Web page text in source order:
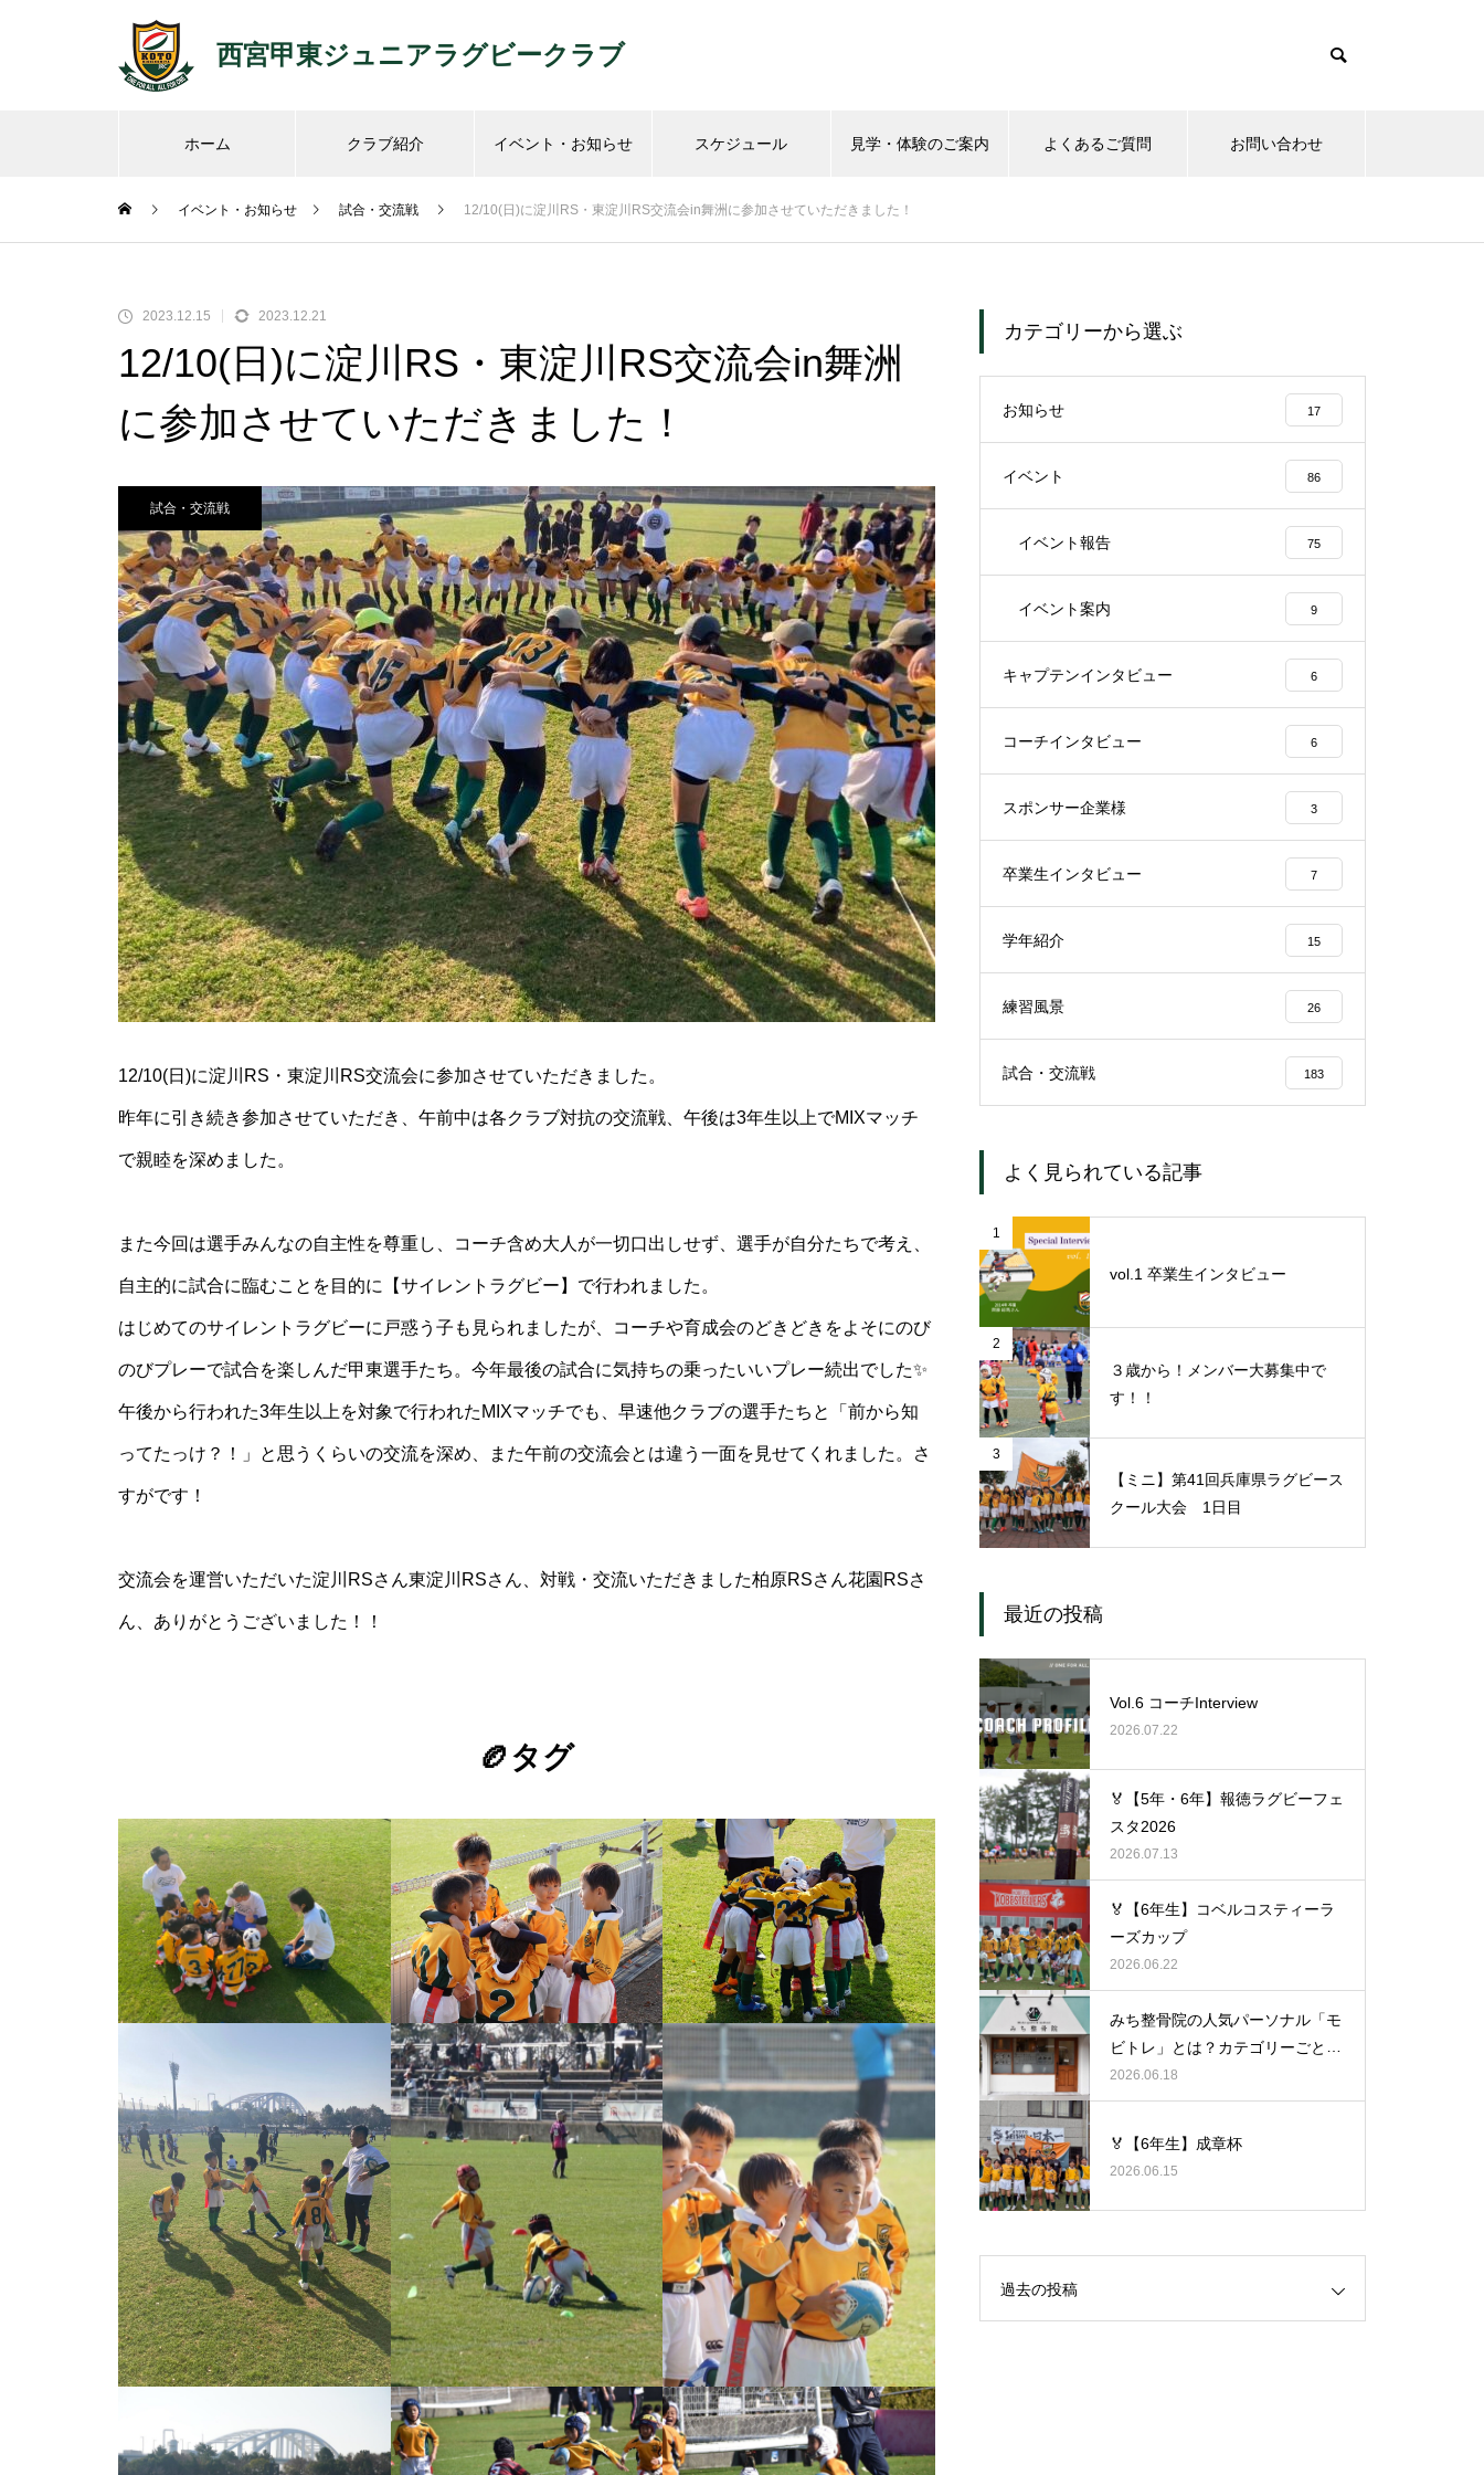
西宮甲東ジュニアラグビークラブ
ホーム クラブ紹介 イベント・お知らせ スケジュール 見学・体験のご案内 よくあるご質問 お問い合わせ
イベント・お知らせ 試合・交流戦 12/10(日)に淀川RS・東淀川RS交流会in舞洲に参加させていただきました！
2023.12.15 2023.12.21
12/10(日)に淀川RS・東淀川RS交流会in舞洲
に参加させていただきました！
試合・交流戦
12/10(日)に淀川RS・東淀川RS交流会に参加させていただきました。
昨年に引き続き参加させていただき、午前中は各クラブ対抗の交流戦、午後は3年生以上でMIXマッチ
で親睦を深めました。
また今回は選手みんなの自主性を尊重し、コーチ含め大人が一切口出しせず、選手が自分たちで考え、
自主的に試合に臨むことを目的に【サイレントラグビー】で行われました。
はじめてのサイレントラグビーに戸惑う子も見られましたが、コーチや育成会のどきどきをよそにのび
のびプレーで試合を楽しんだ甲東選手たち。今年最後の試合に気持ちの乗ったいいプレー続出でした✨
午後から行われた3年生以上を対象で行われたMIXマッチでも、早速他クラブの選手たちと「前から知
ってたっけ？！」と思うくらいの交流を深め、また午前の交流会とは違う一面を見せてくれました。さ
すがです！
交流会を運営いただいた淀川RSさん東淀川RSさん、対戦・交流いただきました柏原RSさん花園RSさ
ん、ありがとうございました！！
🏉タグ
カテゴリーから選ぶ
お知らせ 17
イベント 86
イベント報告 75
イベント案内 9
キャプテンインタビュー 6
コーチインタビュー 6
スポンサー企業様 3
卒業生インタビュー 7
学年紹介 15
練習風景 26
試合・交流戦 183
よく見られている記事
1
vol.1 卒業生インタビュー
2
３歳から！メンバー大募集中で
す！！
3
【ミニ】第41回兵庫県ラグビース
クール大会 1日目
最近の投稿
Vol.6 コーチInterview
2026.07.22
🏅【5年・6年】報徳ラグビーフェ
スタ2026
2026.07.13
🏅【6年生】コベルコスティーラ
ーズカップ
2026.06.22
みち整骨院の人気パーソナル「モ
ビトレ」とは？カテゴリーごとの
ラグビーの悩みをヒントに考え
る、身体のケア
2026.06.18
🏅【6年生】成章杯
2026.06.15
過去の投稿